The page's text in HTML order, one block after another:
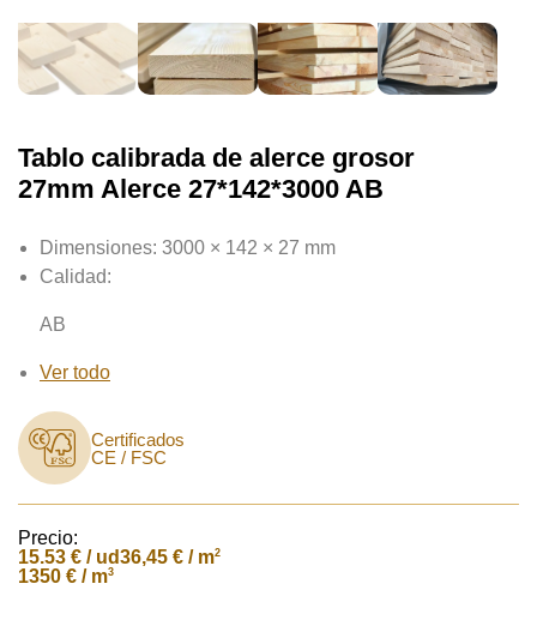
Tablo calibrada de alerce grosor
27mm Alerce 27*142*3000 AB
Dimensiones: 3000 × 142 × 27 mm
Calidad:
AB
Ver todo
Certificados
CE / FSC
Precio:
15.53 € / ud36,45 € / m2
1350 € / m3